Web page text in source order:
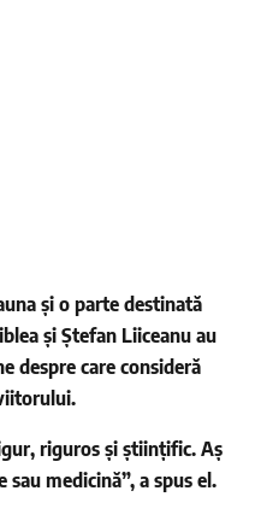
și o parte destinată
și Ștefan Liiceanu au
despre care consideră
riguros și științific. Aș
medicină”, a spus el.